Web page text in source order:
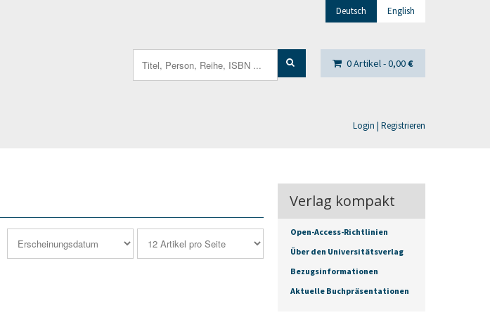
Deutsch English
0 Artikel -0,00€
Login | Registrieren
for:
Verlag kompakt
Open-Access-Richtlinien
Über den Universitätsverlag
Bezugsinformationen
Aktuelle Buchpräsentationen